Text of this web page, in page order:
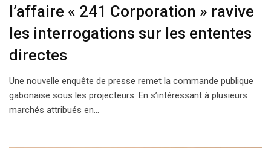
l’affaire « 241 Corporation » ravive
les interrogations sur les ententes
directes
Une nouvelle enquête de presse remet la commande publique
gabonaise sous les projecteurs. En s’intéressant à plusieurs
marchés attribués en…